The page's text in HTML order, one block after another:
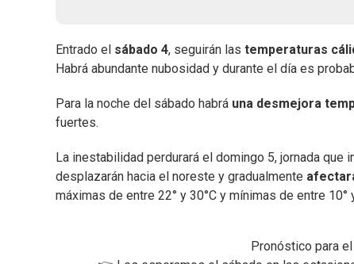
Entrado el sábado 4, seguirán las temperaturas
Habrá abundante nubosidad y durante el día es
Para la noche del sábado habrá una desmejora
fuertes.
La inestabilidad perdurará el domingo 5, jornada
desplazarán hacia el noreste y gradualmente
máximas de entre 22° y 30°C y mínimas de entre 10°
Pronóstico para